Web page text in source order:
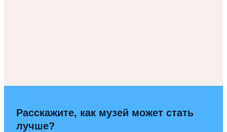
Расскажите, как музей может стать
лучше?